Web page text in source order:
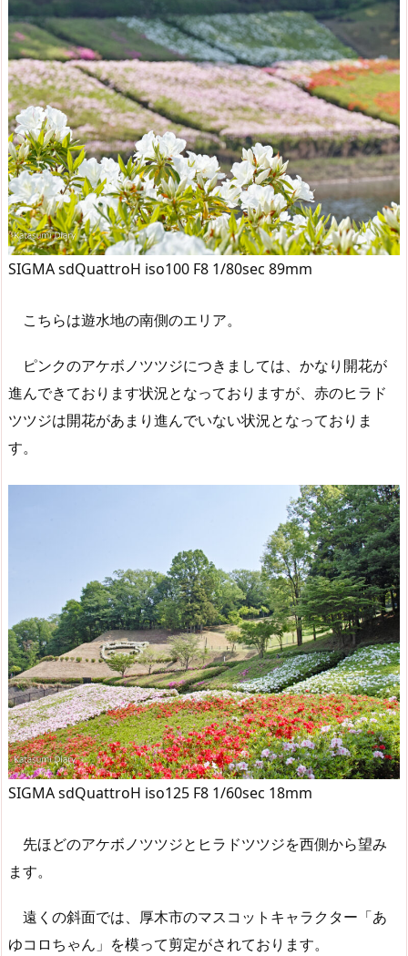
SIGMA sdQuattroH iso100 F8 1/80sec 89mm
こちらは遊水地の南側のエリア。
ピンクのアケボノツツジにつきましては、かなり開花が
進んできております状況となっておりますが、赤のヒラド
ツツジは開花があまり進んでいない状況となっておりま
す。
SIGMA sdQuattroH iso125 F8 1/60sec 18mm
先ほどのアケボノツツジとヒラドツツジを西側から望み
ます。
遠くの斜面では、厚木市のマスコットキャラクター「あ
ゆコロちゃん」を模って剪定がされております。